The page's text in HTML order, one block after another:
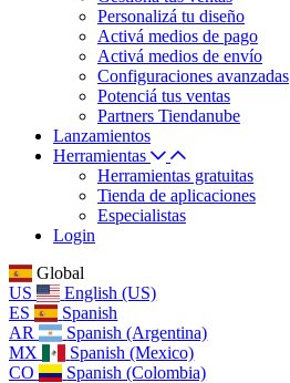
Personalizá tu diseño
Activá medios de pago
Activá medios de envío
Configuraciones avanzadas
Potenciá tus ventas
Partners Tiendanube
Lanzamientos
Herramientas
Herramientas gratuitas
Tienda de aplicaciones
Especialistas
Login
Global
US
English (US)
ES
Spanish
AR
Spanish (Argentina)
MX
Spanish (Mexico)
CO
Spanish (Colombia)